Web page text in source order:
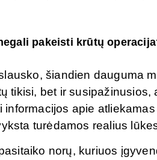
pakeisti krūtų
šiandien dauguma
tikisi, bet ir
informacijos apie
turėdamos realius
norų, kuriuos